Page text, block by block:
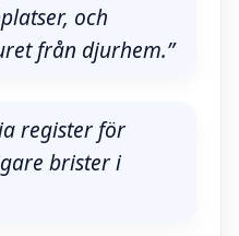
och
från djurhem.”
register för
brister i